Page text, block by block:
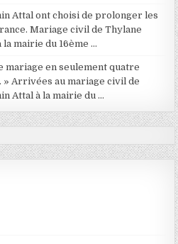
Attal ont choisi de prolonger les
Mariage civil de Thylane
mairie du 16ème …
mariage en seulement quatre
Arrivées au mariage civil de
Attal à la mairie du …